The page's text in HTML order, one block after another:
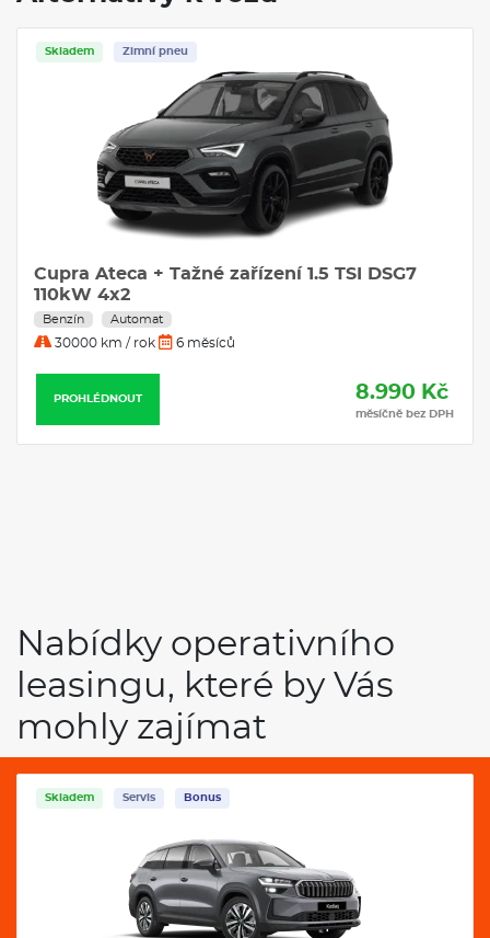
Skladem Zimní pneu
Cupra Ateca + Tažné zařízení 1.5 TSI DSG7
110kW 4x2
Benzín Automat
30000 km / rok 6 měsíců
PROHLÉDNOUT 8.990 Kč
měsíčně bez DPH
Nabídky operativního
leasingu, které by Vás
mohly zajímat
Skladem Servis Bonus